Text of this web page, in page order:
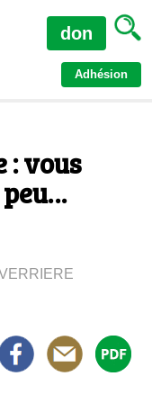
Adhésion
don
: vous